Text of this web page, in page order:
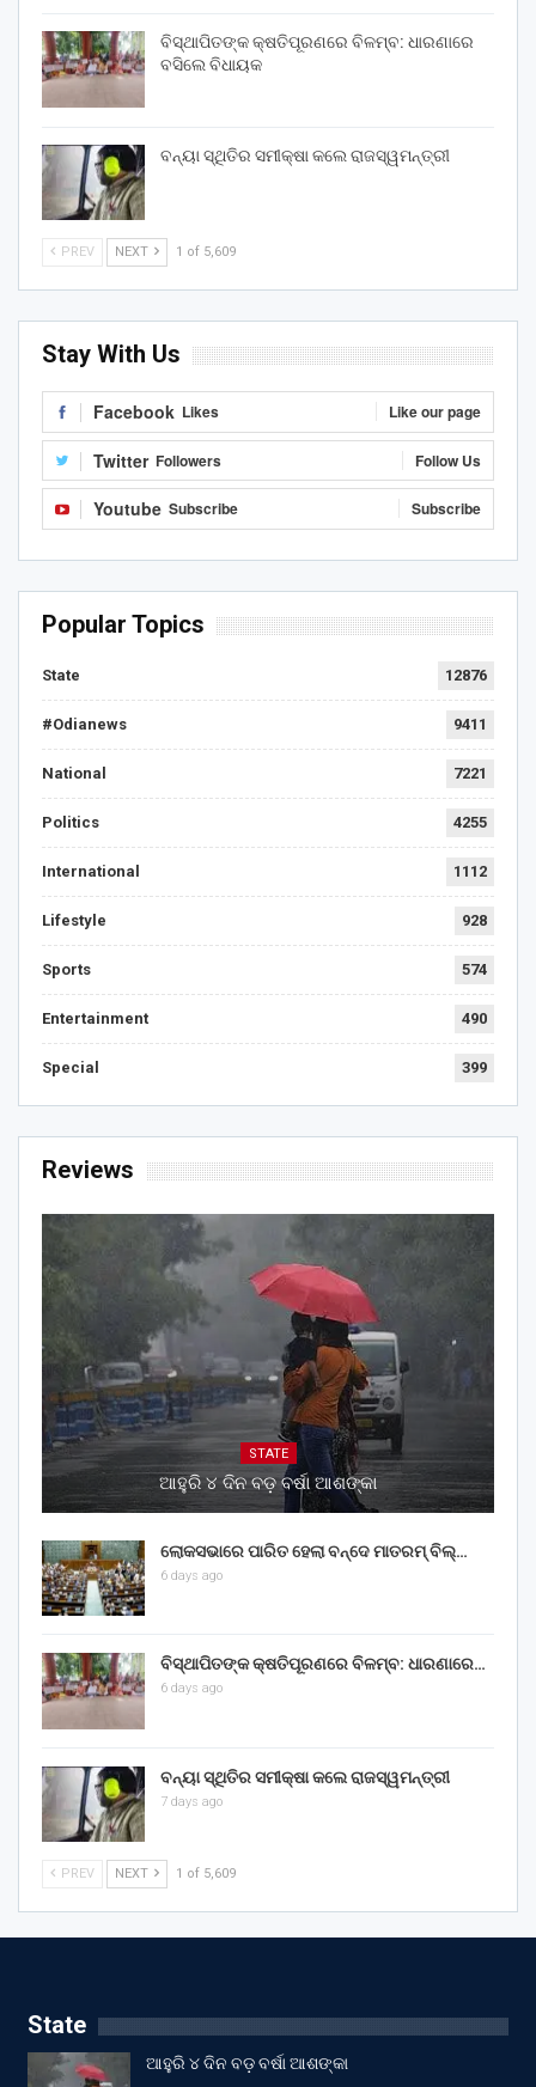
ବିସ୍ଥାପିତଙ୍କ କ୍ଷତିପୂରଣରେ ବିଳମ୍ବ: ଧାରଣାରେ
ବସିଲେ ବିଧାୟକ
ବନ୍ୟା ସ୍ଥିତିର ସମୀକ୍ଷା କଲେ ରାଜସ୍ୱମନ୍ତ୍ରୀ
PREV NEXT 1 of 5,609
Stay With Us
Facebook Likes Like our page
Twitter Followers Follow Us
Youtube Subscribe Subscribe
Popular Topics
State 12876
#Odianews 9411
National 7221
Politics 4255
International 1112
Lifestyle 928
Sports 574
Entertainment 490
Special 399
Reviews
STATE
ଆହୁରି ୪ ଦିନ ବଡ଼ ବର୍ଷା ଆଶଙ୍କା
ଲୋକସଭାରେ ପାରିତ ହେଲା ବନ୍ଦେ ମାତରମ୍‌ ବିଲ୍‌…
6 days ago
ବିସ୍ଥାପିତଙ୍କ କ୍ଷତିପୂରଣରେ ବିଳମ୍ବ: ଧାରଣାରେ…
6 days ago
ବନ୍ୟା ସ୍ଥିତିର ସମୀକ୍ଷା କଲେ ରାଜସ୍ୱମନ୍ତ୍ରୀ
7 days ago
PREV NEXT 1 of 5,609
State
ଆହୁରି ୪ ଦିନ ବଡ଼ ବର୍ଷା ଆଶଙ୍କା